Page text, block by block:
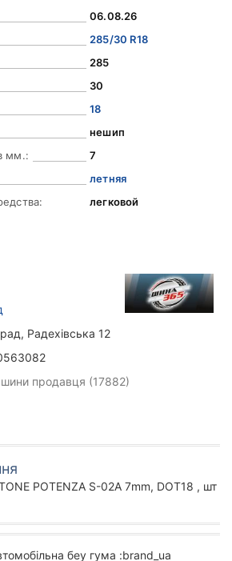
06.08.26
285/30 R18
285
30
18
нешип
мм.:
7
летняя
легковой
Радехівська 12
шини продавця (17882)
POTENZA S-02A 7mm, DOT18 , шт
беу гума :brand_ua